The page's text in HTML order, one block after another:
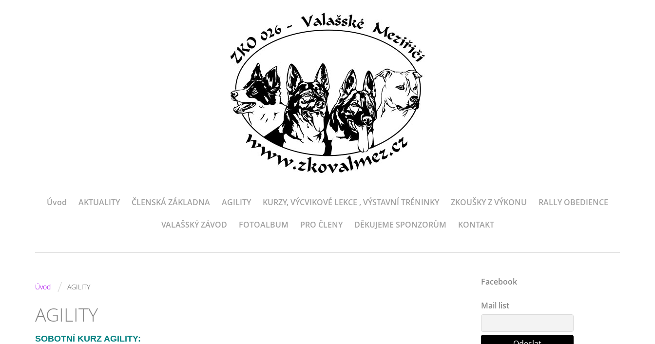
Úvod AKTUALITY ČLENSKÁ ZÁKLADNA AGILITY KURZY, VÝCVIKOVÉ LEKCE , VÝSTAVNÍ TRÉNINKY ZKOUŠKY Z VÝKONU RALLY OBEDIENCE
VALAŠSKÝ ZÁVOD FOTOALBUM PRO ČLENY DĚKUJEME SPONZORŮM KONTAKT
Úvod / AGILITY
AGILITY
SOBOTNÍ KURZ AGILITY:
Facebook
Mail list